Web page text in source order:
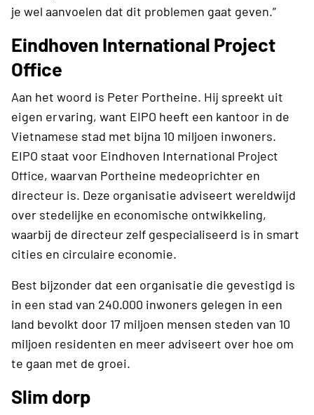
je wel aanvoelen dat dit problemen gaat geven.”
Eindhoven International Project
Office
Aan het woord is Peter Portheine. Hij spreekt uit
eigen ervaring, want EIPO heeft een kantoor in de
Vietnamese stad met bijna 10 miljoen inwoners.
EIPO staat voor Eindhoven International Project
Office, waarvan Portheine medeoprichter en
directeur is. Deze organisatie adviseert wereldwijd
over stedelijke en economische ontwikkeling,
waarbij de directeur zelf gespecialiseerd is in smart
cities en circulaire economie.
Best bijzonder dat een organisatie die gevestigd is
in een stad van 240.000 inwoners gelegen in een
land bevolkt door 17 miljoen mensen steden van 10
miljoen residenten en meer adviseert over hoe om
te gaan met de groei.
Slim dorp